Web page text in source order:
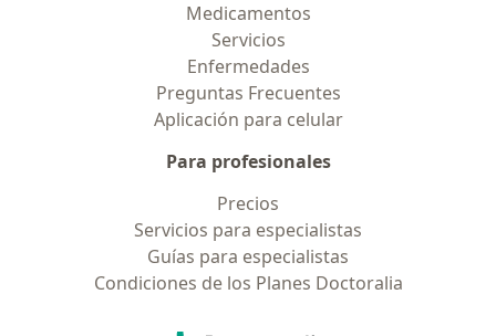
Medicamentos
Servicios
Enfermedades
Preguntas Frecuentes
Aplicación para celular
Para profesionales
Precios
Servicios para especialistas
Guías para especialistas
Condiciones de los Planes Doctoralia